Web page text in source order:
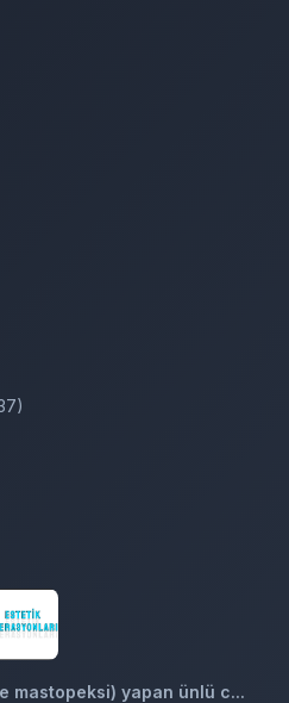
mastopeksi) yapan ünlü c...